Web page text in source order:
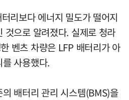
리보다 에너지 밀도가 떨어지
것으로 알려졌다. 실제로 청라
벤츠 차량은 LFP 배터리가 아
사용했다.
배터리 관리 시스템(BMS)을